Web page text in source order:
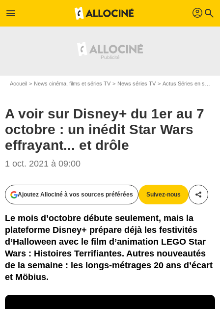
menu profil search
Accueil News cinéma, films et séries TV News séries TV Actus Séries en streaming
A voir sur Disney+ du 1er au 7
octobre : un inédit Star Wars
effrayant... et drôle
1 oct. 2021 à 09:00
Ajoutez Allociné à vos sources préférées Suivez-nous
Le mois d’octobre débute seulement, mais la
plateforme Disney+ prépare déjà les festivités
d’Halloween avec le film d’animation LEGO Star
Wars : Histoires Terrifiantes. Autres nouveautés
de la semaine : les longs-métrages 20 ans d’écart
et Möbius.